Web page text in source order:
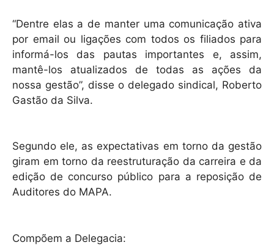
“Dentre elas a de manter uma comunicação ativa
por email ou ligações com todos os filiados para
informá-los das pautas importantes e, assim,
mantê-los atualizados de todas as ações da
nossa gestão”, disse o delegado sindical, Roberto
Gastão da Silva.
Segundo ele, as expectativas em torno da gestão
giram em torno da reestruturação da carreira e da
edição de concurso público para a reposição de
Auditores do MAPA.
Compõem a Delegacia: